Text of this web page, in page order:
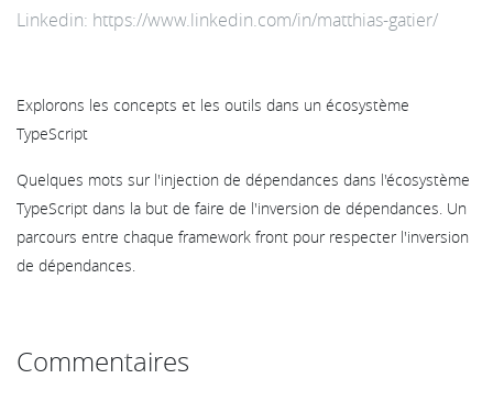
Linkedin: https://www.linkedin.com/in/matthias-gatier/
Explorons les concepts et les outils dans un écosystème
TypeScript
Quelques mots sur l'injection de dépendances dans l'écosystème
TypeScript dans la but de faire de l'inversion de dépendances. Un
parcours entre chaque framework front pour respecter l'inversion
de dépendances.
Commentaires